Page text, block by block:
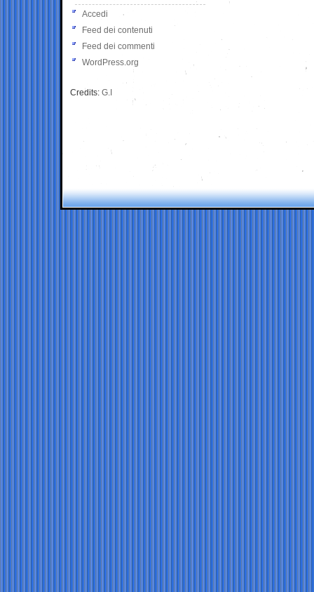
Accedi
Feed dei contenuti
Feed dei commenti
WordPress.org
Credits: G.I